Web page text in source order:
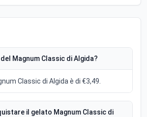
Magnum Classic di Algida?
Classic di Algida è di €3,49.
il gelato Magnum Classic di